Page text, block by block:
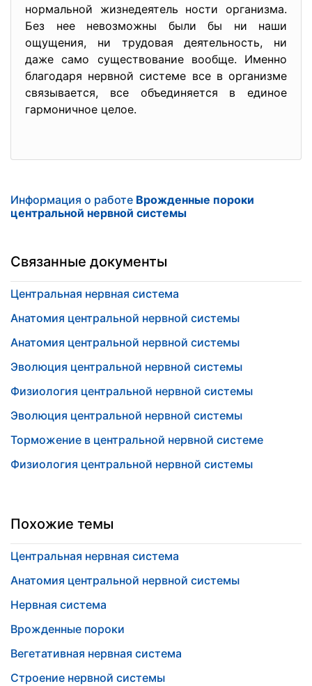
нормальной жизнедеятель ности организма.
Без нее невозможны были бы ни наши
ощущения, ни трудовая деятельность, ни
даже само существование вообще. Именно
благодаря нервной системе все в организме
связывается, все объединяется в единое
гармоничное целое.
Информация о работе Врожденные пороки
центральной нервной системы
Связанные документы
Центральная нервная система
Анатомия центральной нервной системы
Анатомия центральной нервной системы
Эволюция центральной нервной системы
Физиология центральной нервной системы
Эволюция центральной нервной системы
Торможение в центральной нервной системе
Физиология центральной нервной системы
Похожие темы
Центральная нервная система
Анатомия центральной нервной системы
Нервная система
Врожденные пороки
Вегетативная нервная система
Строение нервной системы